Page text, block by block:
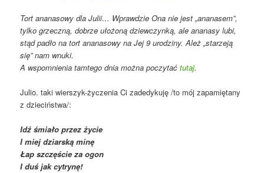
Tort ananasowy dla Julii… Wprawdzie Ona nie jest „ananasem”,
tylko grzeczną, dobrze ułożoną dziewczynką, ale ananasy lubi,
stąd padło na tort ananasowy na Jej 9 urodziny. Ależ „starzeją
się” nam wnuki.
A wspomnienia tamtego dnia można poczytaćtutaj.
Julio. taki wierszyk-życzenia Ci zadedykuję /to mój zapamiętany
z dzieciństwa/:
Idź śmiało przez życie
I miej dziarską minę
Łap szczęście za ogon
I duś jak cytrynę!